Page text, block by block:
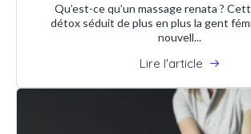
Qu’est-ce qu’un massage renata ?
détox séduit de plus en plus la gent
nouvell...
Lire l'article